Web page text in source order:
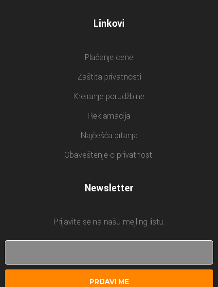
Linkovi
Plaćanje cene
Zaštita privatnosti
Kreiranje porudžbine
Reklamacija
Najčešća pitanja
Obaveštenje o privatnosti
Newsletter
Prijavite se na našu mejling listu.
PRIJAVI ME